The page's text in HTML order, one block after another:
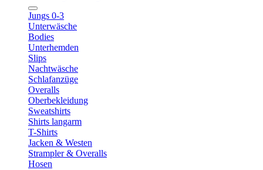
Jungs 0-3
Unterwäsche
Bodies
Unterhemden
Slips
Nachtwäsche
Schlafanzüge
Overalls
Oberbekleidung
Sweatshirts
Shirts langarm
T-Shirts
Jacken & Westen
Strampler & Overalls
Hosen